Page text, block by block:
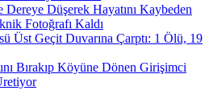
Dereye Düşerek Hayatını Kaybeden
Fotoğrafı Kaldı
Üst Geçit Duvarına Çarptı: 1 Ölü, 19
Bırakıp Köyüne Dönen Girişimci